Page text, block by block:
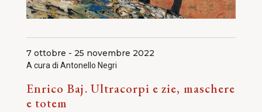
7 ottobre - 25 novembre 2022
A cura di Antonello Negri
Enrico Baj. Ultracorpi e zie, maschere
e totem